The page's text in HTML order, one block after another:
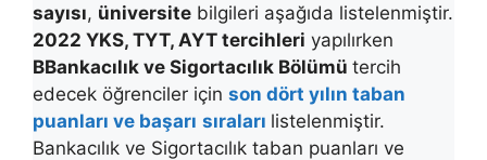
sayısı, üniversite bilgileri aşağıda listelenmiştir.
2022 YKS, TYT, AYT tercihleri yapılırken
BBankacılık ve Sigortacılık Bölümü tercih
edecek öğrenciler için son dört yılın taban
puanları ve başarı sıraları listelenmiştir.
Bankacılık ve Sigortacılık taban puanları ve